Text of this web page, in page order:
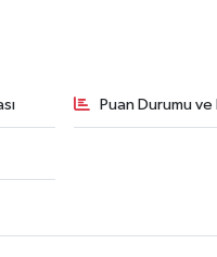
Puan Durumu